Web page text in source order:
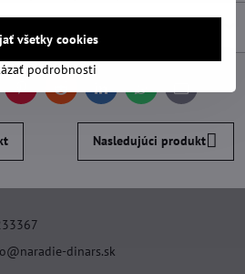
PinterestReddit LinkedInWhatsApp
E-
mail
Nasledujúci produkt
dinars.sk
podrobnosti
všetky cookies